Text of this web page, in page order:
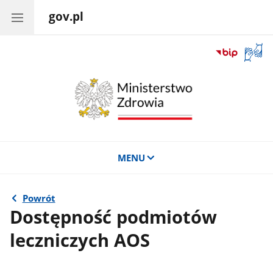
gov.pl
okno
MENU
Powrót
Dostępność podmiotów
leczniczych AOS